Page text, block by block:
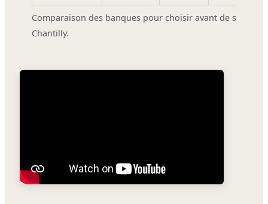
Comparaison des banques pour choisir avant de
Chantilly.